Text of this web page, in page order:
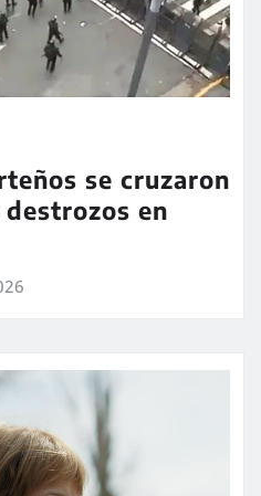
se cruzaron
en